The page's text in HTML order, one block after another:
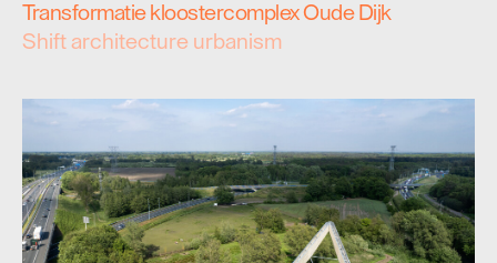
Transformatie kloostercomplex Oude Dijk
Shift architecture urbanism